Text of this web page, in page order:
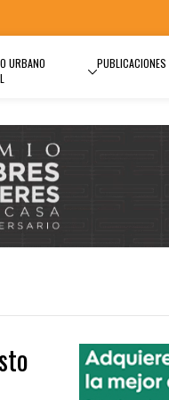
URBANO
PUBLICACIONES